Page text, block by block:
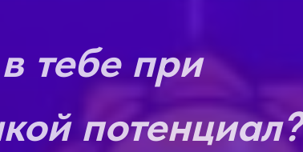
тебе при
потенциал?